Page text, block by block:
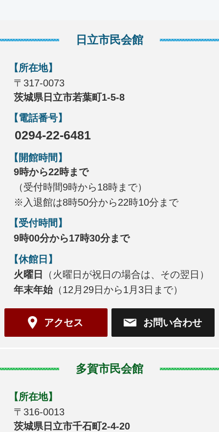
日立市民会館
【所在地】
〒317-0073
茨城県日立市若葉町1-5-8
【電話番号】
0294-22-6481
【開館時間】
9時から22時まで
（受付時間9時から18時まで）
※入退館は8時50分から22時10分まで
【受付時間】
9時00分から17時30分まで
【休館日】
火曜日
（火曜日が祝日の場合は、その翌日）
年末年始（12月29日から1月3日まで）
アクセス お問い合わせ
多賀市民会館
【所在地】
〒316-0013
茨城県日立市千石町2-4-20